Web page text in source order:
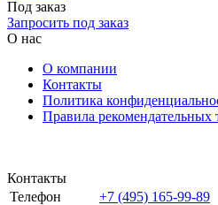
Под заказ
Запросить под заказ
О нас
О компании
Контакты
Политика
Правила рекомендательных
Контакты
Телефон
+7 (495) 165-99-89